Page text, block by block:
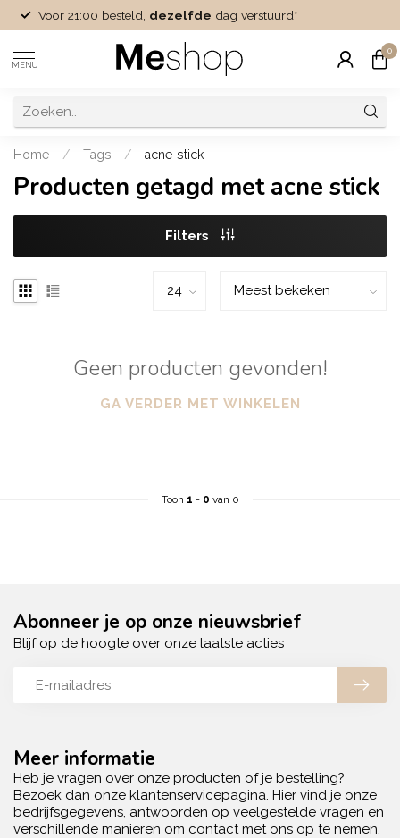
Voor 21:00 besteld, dezelfde dag verstuurd*
MENU
0
Home / Tags / acne stick
Producten getagd met acne stick
Filters
Geen producten gevonden!
GA VERDER MET WINKELEN
Toon 1 - 0 van 0
Meer informatie
Heb je vragen over onze producten of je bestelling?
Bezoek dan onze klantenservicepagina. Hier vind je onze
bedrijfsgegevens, antwoorden op veelgestelde vragen en
verschillende manieren om contact met ons op te nemen.
Abonneer je op onze nieuwsbrief
Blijf op de hoogte over onze laatste acties